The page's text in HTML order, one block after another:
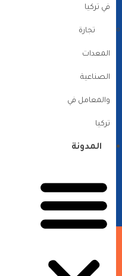
في تركيا
تجارة
المعدات
الصناعية
والمعامل في
تركيا
المدونة